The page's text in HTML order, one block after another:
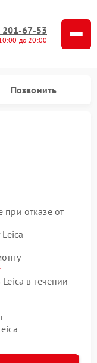
201-67-53
до 20:00
Позвонить
при отказе от
в течении